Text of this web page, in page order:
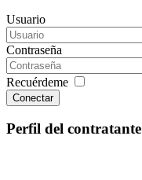
Usuario
Contraseña
Recuérdeme
Conectar
Perfil del contratante